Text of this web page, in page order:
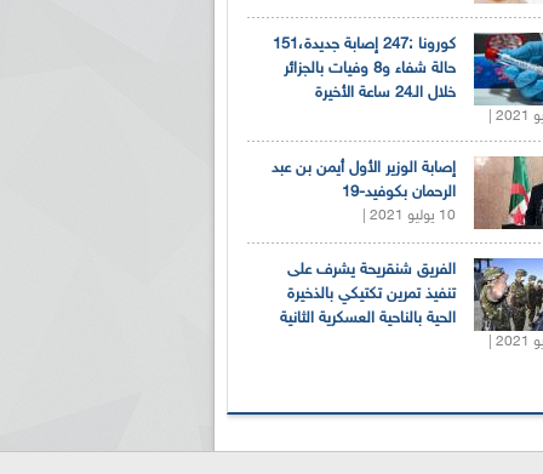
كورونا :247 إصابة جديدة،151
حالة شفاء و8 وفيات بالجزائر
خلال الـ24 ساعة الأخيرة
إصابة الوزير الأول أيمن بن عبد
الرحمان بكوفيد-19
10 يوليو 2021 |
الفريق شنقريحة يشرف على
تنفيذ تمرين تكتيكي بالذخيرة
الحية بالناحية العسكرية الثانية